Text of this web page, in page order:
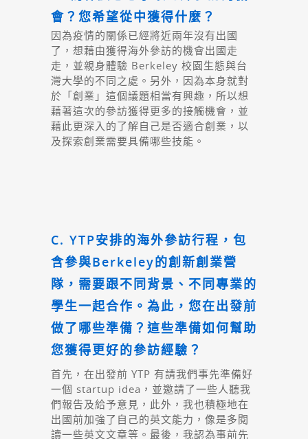
會？您希望從中獲得什麼？
因為疫情的關係已經將近兩年沒有出國
了，想藉由獲得海外參訪的機會出國走
走，並親身體驗 Berkeley 校園生態與台
灣大學的不同之處。另外，因為本身就對
於「創業」這個議題相當有興趣，所以想
藉著這次的參訪獲得更多的接觸機會，並
藉此更深入的了解自己是否適合創業，以
及探索創業需要具備哪些技能。
C. YTP安排的海外參訪行程，包
含參與Berkeley的創新創業營
隊，需要跟不同背景、不同專業的
學生一起合作。為此，您在出發前
做了哪些準備？這些準備如何幫助
您獲得更好的參訪經驗？
首先，在出發前 YTP 有請我們事先準備好
一個 startup idea，並邀請了一些人聽我
們報告及給予意見，此外，我也積極地在
出國前加強了自己的英文能力，像是多閱
讀一些英文文章等。最後，我認為事前先